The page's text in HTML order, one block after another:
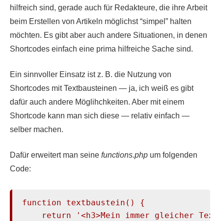
hilfreich sind, gerade auch für Redakteure, die ihre Arbeit
beim Erstellen von Artikeln möglichst “simpel” halten
möchten. Es gibt aber auch andere Situationen, in denen
Shortcodes einfach eine prima hilfreiche Sache sind.
Ein sinnvoller Einsatz ist z. B. die Nutzung von
Shortcodes mit Textbausteinen — ja, ich weiß es gibt
dafür auch andere Möglihchkeiten. Aber mit einem
Shortcode kann man sich diese — relativ einfach —
selber machen.
Dafür erweitert man seine functions.php um folgenden
Code:
function textbaustein() {
return '<h3>Mein immer gleicher